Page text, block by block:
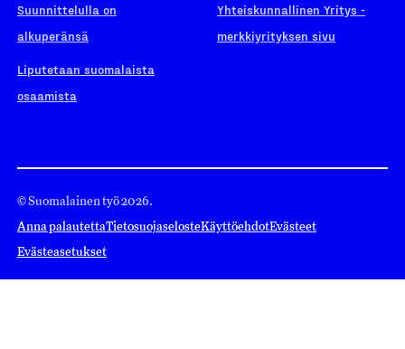
Suunnittelulla on
alkuperänsä
Liputetaan suomalaista
osaamista
Yhteiskunnallinen Yritys -
merkkiyrityksen sivu
© Suomalainen työ 2026.
Anna palautettaTietosuojaselosteKäyttöehdotEvästeet
Evästeasetukset